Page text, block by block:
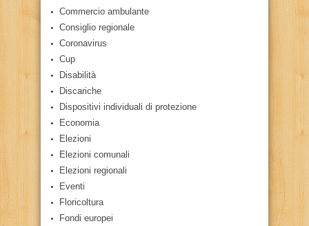
Commercio ambulante
Consiglio regionale
Coronavirus
Cup
Disabilità
Discariche
Dispositivi individuali di protezione
Economia
Elezioni
Elezioni comunali
Elezioni regionali
Eventi
Floricoltura
Fondi europei